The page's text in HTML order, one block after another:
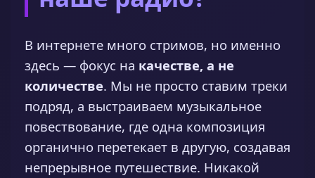
В интернете много стримов, но именно
здесь — фокус на качестве, а не
количестве. Мы не просто ставим треки
подряд, а выстраиваем музыкальное
повествование, где одна композиция
органично перетекает в другую, создавая
непрерывное путешествие. Никакой